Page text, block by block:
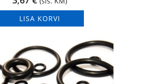
LISA KORVI